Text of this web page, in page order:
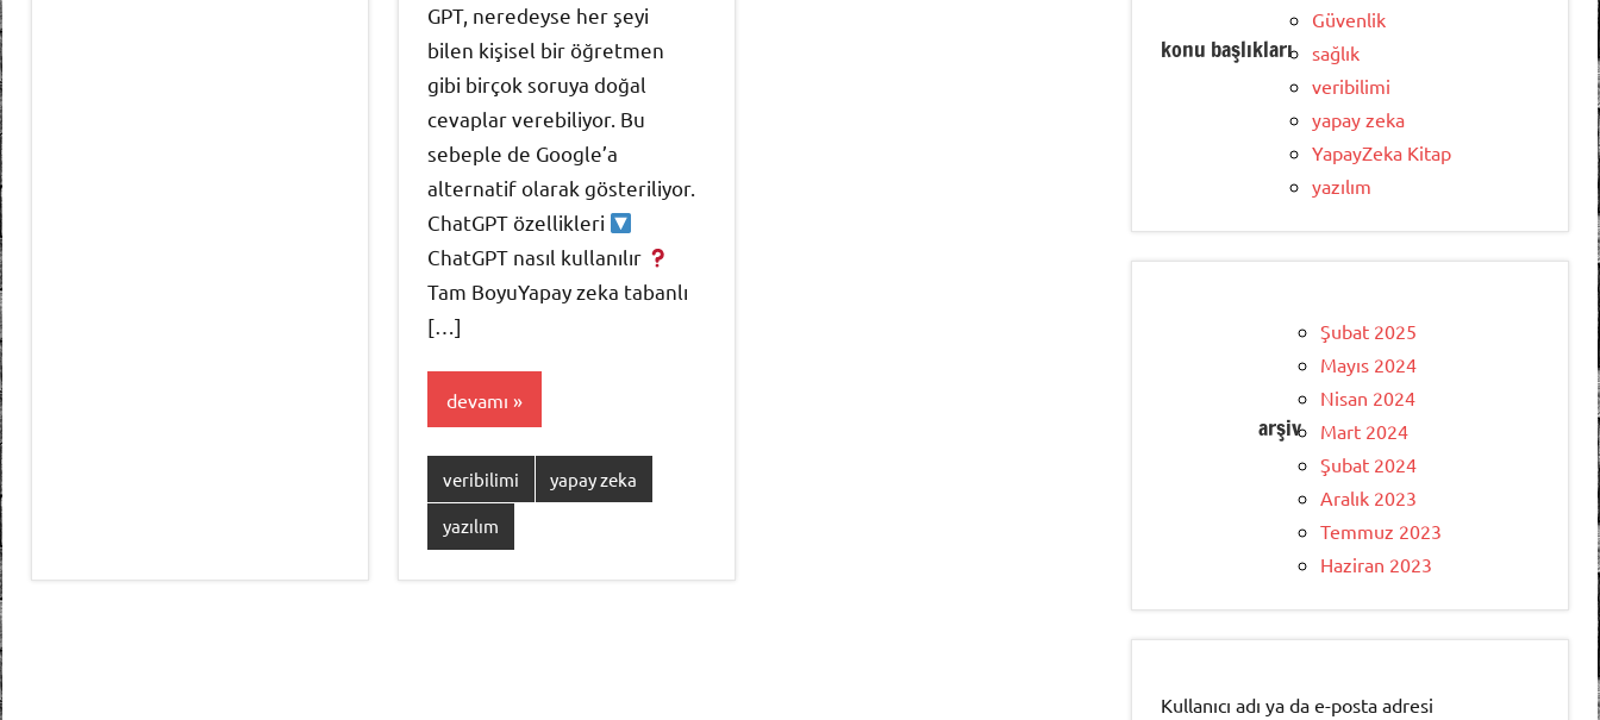
GPT, neredeyse her şeyi
bilen kişisel bir öğretmen
gibi birçok soruya doğal
cevaplar verebiliyor. Bu
sebeple de Google’a
alternatif olarak gösteriliyor.
ChatGPT özellikleri
ChatGPT nasıl kullanılır
Tam BoyuYapay zeka tabanlı
[…]
devamı
veribilimi yapay zeka
yazılım
konu başlıkları
Güvenlik
sağlık
veribilimi
yapay zeka
YapayZeka Kitap
yazılım
arşiv
Şubat 2025
Mayıs 2024
Nisan 2024
Mart 2024
Şubat 2024
Aralık 2023
Temmuz 2023
Haziran 2023
Kullanıcı adı ya da e-posta adresi